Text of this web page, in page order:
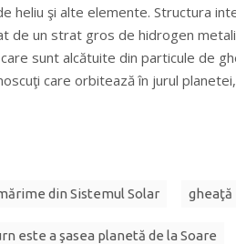
heliu şi alte elemente. Structura
de un strat gros de hidrogen
sunt alcătuite din particule de
care orbitează în jurul
din Sistemul Solar gheaţă
este a şasea planetă de la Soare